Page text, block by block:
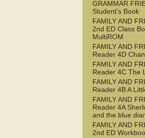
GRAMMAR
Student's Book
FAMILY AND
2nd ED Class
MultiROM
FAMILY AND
Reader 4D
FAMILY AND
Reader 4C The
FAMILY AND
Reader 4B A
FAMILY AND
Reader 4A
and the blue
FAMILY AND
2nd ED